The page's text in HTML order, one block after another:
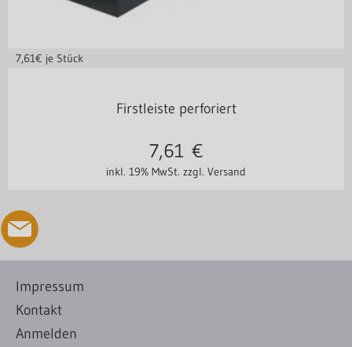
7,61€ je Stück
Firstleiste perforiert
inkl. 19% MwSt. zzgl. Versand
7,61€
Impressum
Kontakt
Anmelden